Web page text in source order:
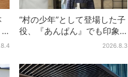
“村の少年”として登場した子
役、『あんぱん』でも印象
的だった…視聴者驚き「どう
2026.8.3